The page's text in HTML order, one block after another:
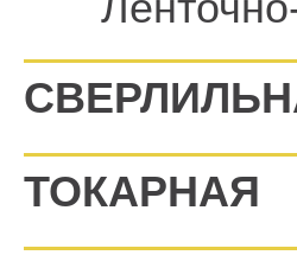
ТОКАРНАЯ